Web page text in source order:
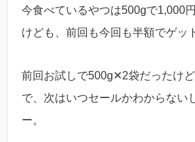
今食べているやつは500gで1,000
けども、前回も今回も半額でゲッ
前回お試しで500g✕2袋だったけ
で、次はいつセールかわからない
ー。